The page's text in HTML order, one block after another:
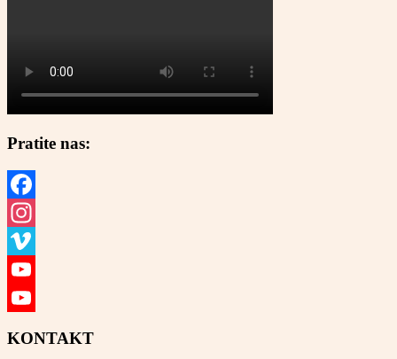
Pratite nas:
Facebook
Instagram
Vimeo
YouTube
KONTAKT